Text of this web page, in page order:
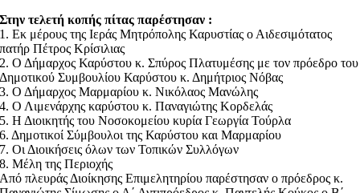
Στην τελετή κοπής πίτας παρέστησαν :
1. Εκ μέρους της Ιεράς Μητρόπολης Καρυστίας ο Αιδεσιμότατος
πατήρ Πέτρος Κρίσιλιας
2. Ο Δήμαρχος Καρύστου κ. Σπύρος Πλατυμέσης με τον πρόεδρο του
Δημοτικού Συμβουλίου Καρύστου κ. Δημήτριος Νόβας
3. Ο Δήμαρχος Μαρμαρίου κ. Νικόλαος Μανώλης
4. Ο Λιμενάρχης καρύστου κ. Παναγιώτης Κορδελάς
5. Η Διοικητής του Νοσοκομείου κυρία Γεωργία Τούρλα
6. Δημοτικοί Σύμβουλοι της Καρύστου και Μαρμαρίου
7. Οι Διοικήσεις όλων των Τοπικών Συλλόγων
8. Μέλη της Περιοχής
Από πλευράς Διοίκησης Επιμελητηρίου παρέστησαν ο πρόεδρος κ.